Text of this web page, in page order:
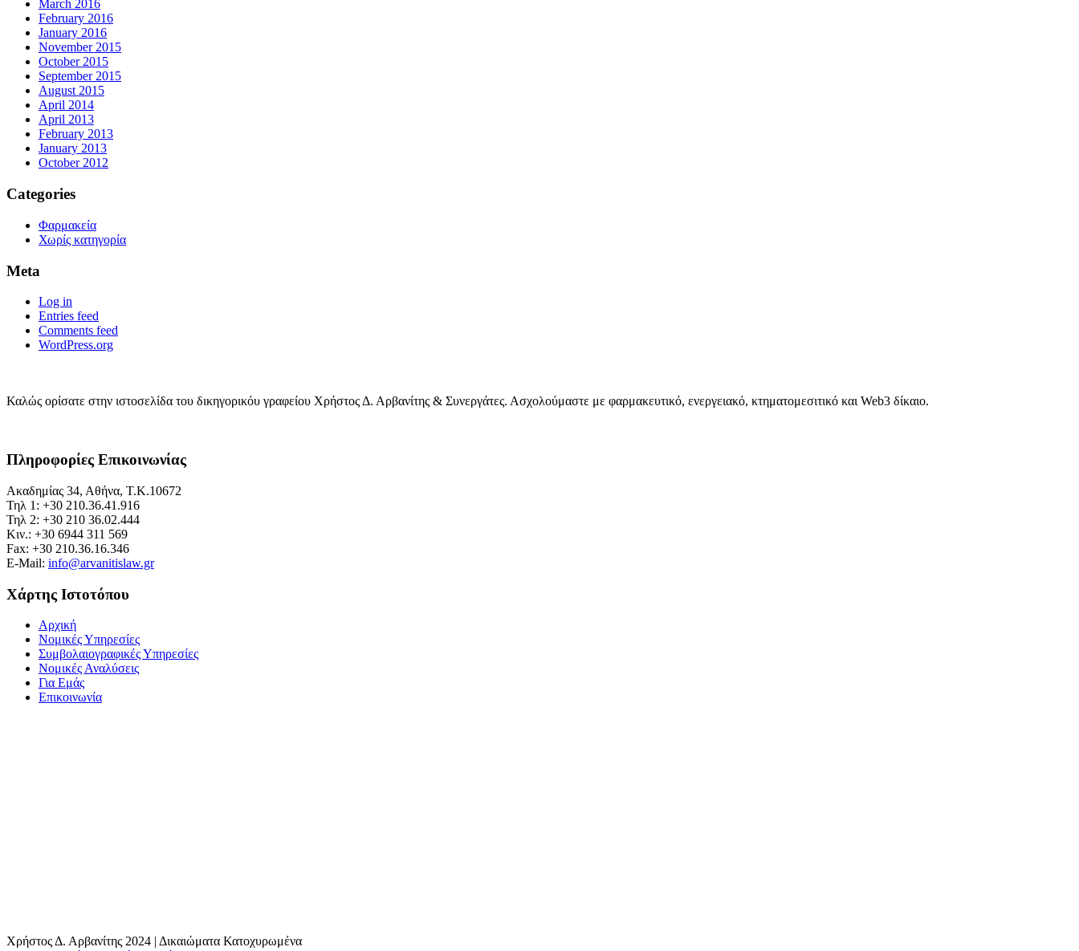
March 2016
February 2016
January 2016
November 2015
October 2015
September 2015
August 2015
April 2014
April 2013
February 2013
January 2013
October 2012
Categories
Φαρμακεία
Χωρίς κατηγορία
Meta
Log in
Entries feed
Comments feed
WordPress.org
Καλώς ορίσατε στην ιστοσελίδα του δικηγορικόυ γραφείου Χρήστος Δ. Αρβανίτης & Συνεργάτες. Ασχολούμαστε με φαρμακευτικό, ενεργειακό, κτηματομεσιτικό και Web3 δίκαιο.
Πληροφορίες Επικοινωνίας
Ακαδημίας 34, Αθήνα, Τ.Κ.10672
Τηλ 1: +30 210.36.41.916
Τηλ 2: +30 210 36.02.444
Κιν.: +30 6944 311 569
Fax: +30 210.36.16.346
E-Mail: info@arvanitislaw.gr
Χάρτης Ιστοτόπου
Αρχική
Νομικές Υπηρεσίες
Συμβολαιογραφικές Υπηρεσίες
Νομικές Αναλύσεις
Για Εμάς
Επικοινωνία
Χρήστος Δ. Αρβανίτης 2024 | Δικαιώματα Κατοχυρωμένα